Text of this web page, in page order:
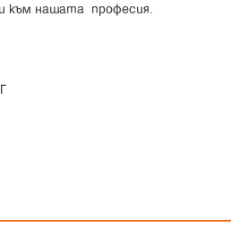
към нашата професия.
ГПГ